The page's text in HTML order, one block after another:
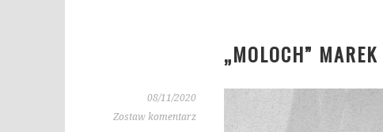
„MOLOCH”
08/11/2020
Zostaw komentarz